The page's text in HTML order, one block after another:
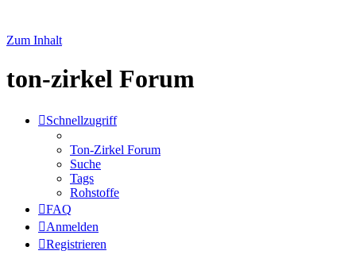
Zum Inhalt
ton-zirkel Forum
Schnellzugriff
Ton-Zirkel Forum
Suche
Tags
Rohstoffe
FAQ
Anmelden
Registrieren